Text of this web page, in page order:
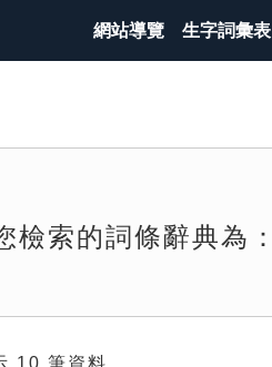
網站導覽 生字詞彙表
檢索的詞條辭典為：
10 筆資料